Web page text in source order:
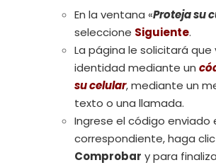
En la ventana «Proteja su
seleccione Siguiente.
La página le solicitará que
identidad mediante un
su celular, mediante un
texto o una llamada.
Ingrese el código enviado
correspondiente, haga
Comprobar y para